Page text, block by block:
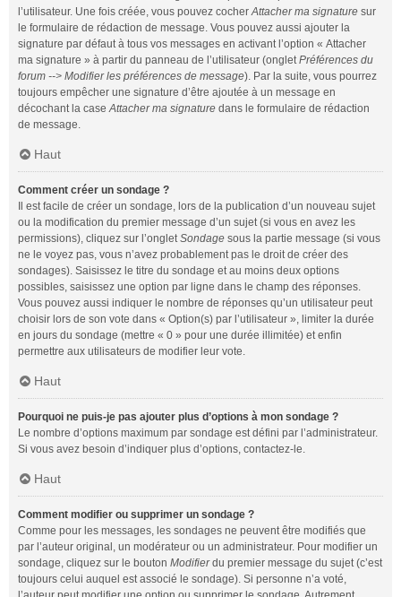
l’utilisateur. Une fois créée, vous pouvez cocherAttacher ma signature sur
le formulaire de rédaction de message. Vous pouvez aussi ajouter la
signature par défaut à tous vos messages en activant l’option « Attacher
ma signature » à partir du panneau de l’utilisateur (ongletPréférences du
forum --> Modifier les préférences de message). Par la suite, vous pourrez
toujours empêcher une signature d’être ajoutée à un message en
décochant la caseAttacher ma signature dans le formulaire de rédaction
de message.
Haut
Comment créer un sondage ?
Il est facile de créer un sondage, lors de la publication d’un nouveau sujet
ou la modification du premier message d’un sujet (si vous en avez les
permissions), cliquez sur l’ongletSondage sous la partie message (si vous
ne le voyez pas, vous n’avez probablement pas le droit de créer des
sondages). Saisissez le titre du sondage et au moins deux options
possibles, saisissez une option par ligne dans le champ des réponses.
Vous pouvez aussi indiquer le nombre de réponses qu’un utilisateur peut
choisir lors de son vote dans « Option(s) par l’utilisateur », limiter la durée
en jours du sondage (mettre « 0 » pour une durée illimitée) et enfin
permettre aux utilisateurs de modifier leur vote.
Haut
Pourquoi ne puis-je pas ajouter plus d’options à mon sondage ?
Le nombre d’options maximum par sondage est défini par l’administrateur.
Si vous avez besoin d’indiquer plus d’options, contactez-le.
Haut
Comment modifier ou supprimer un sondage ?
Comme pour les messages, les sondages ne peuvent être modifiés que
par l’auteur original, un modérateur ou un administrateur. Pour modifier un
sondage, cliquez sur le bouton Modifierdu premier message du sujet (c’est
toujours celui auquel est associé le sondage). Si personne n’a voté,